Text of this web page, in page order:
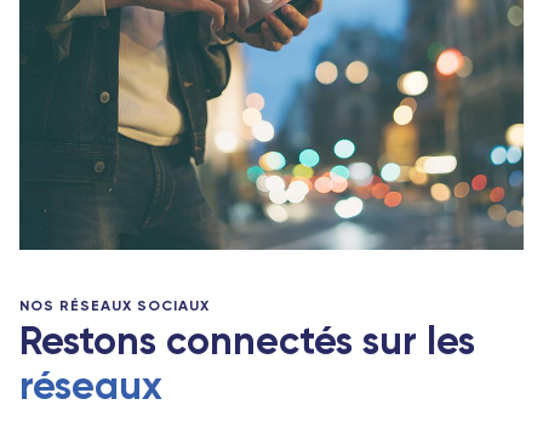
NOS RÉSEAUX SOCIAUX
Restons connectés sur les
réseaux